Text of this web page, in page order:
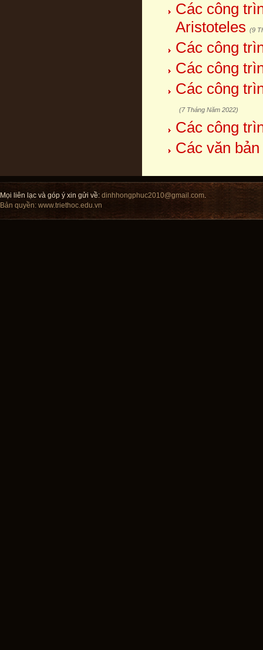
Các công
Aristoteles (9
Các công
Các công
Các công
(7 Tháng Năm 2022)
Các công
Các văn
Mọi liên lạc và góp ý xin gửi về: dinhhongphuc2010@gmail.com.
Bản quyền: www.triethoc.edu.vn